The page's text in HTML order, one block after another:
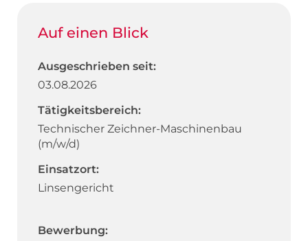
Auf einen Blick
Ausgeschrieben seit:
03.08.2026
Tätigkeitsbereich:
Technischer Zeichner-Maschinenbau
(m/w/d)
Einsatzort:
Linsengericht
Bewerbung: